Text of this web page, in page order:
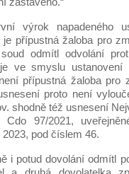
výrok napadeného
přípustná žaloba pro
odmítl odvolání
je ve smyslu
přípustná žaloba pro
proto není
shodně též usnesení
97/2021,
pod číslem 46.
i potud dovolání odmítl